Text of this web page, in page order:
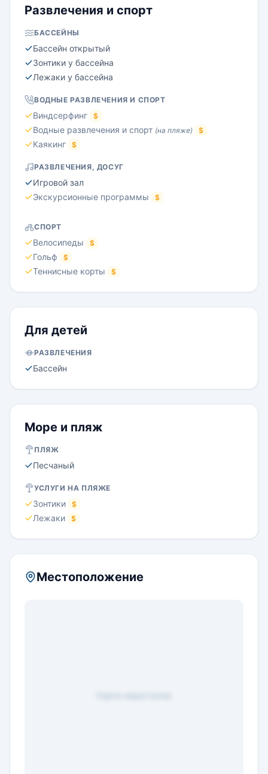
Развлечения и спорт
БАССЕЙНЫ
Бассейн открытый
Зонтики у бассейна
Лежаки у бассейна
ВОДНЫЕ РАЗВЛЕЧЕНИЯ И СПОРТ
Виндсерфинг $
Водные развлечения и спорт (на пляже) $
Каякинг $
РАЗВЛЕЧЕНИЯ, ДОСУГ
Игровой зал
Экскурсионные программы
$
СПОРТ
Велосипеды $
Гольф $
Теннисные корты $
Для детей
РАЗВЛЕЧЕНИЯ
Бассейн
Море и пляж
ПЛЯЖ
Песчаный
УСЛУГИ НА ПЛЯЖЕ
Зонтики $
Лежаки $
Местоположение